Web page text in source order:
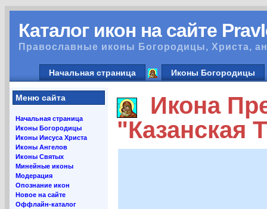
Каталог икон на сайте
Православные иконы Богородицы, Христа,
Начальная страница Иконы Богородицы
Меню сайта
Начальная страница
Иконы Богородицы
Иконы Иисуса Христа
Иконы Ангелов
Иконы Святых
Минейные иконы
Модерация
Опознание икон
Новое на сайте
Оффлайн-каталог
Икона
"Казанская